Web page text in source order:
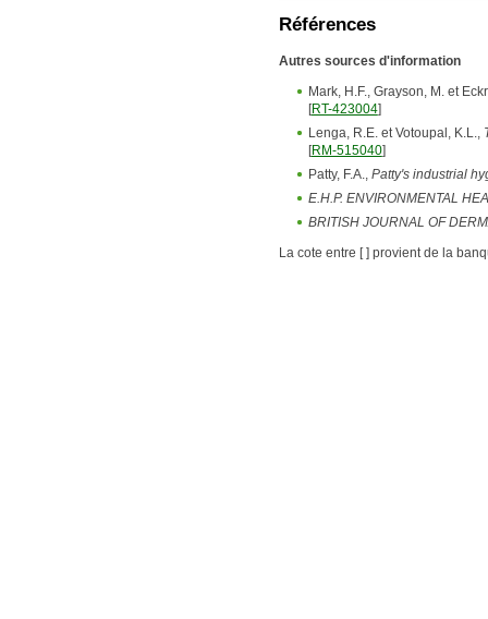
Références
Autres sources d'information
Mark, H.F., Grayson, M. et
[RT-423004]
Lenga, R.E. et Votoupal, K.L.,
[RM-515040]
Patty, F.A., Patty's industrial
E.H.P. ENVIRONMENTAL
BRITISH JOURNAL OF
La cote entre [ ] provient de la